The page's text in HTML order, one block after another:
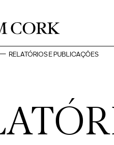
RELATÓRIOS E PUBLICAÇÕES